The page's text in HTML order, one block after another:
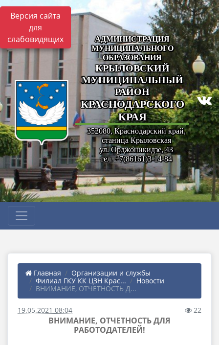
Версия сайта
для
слабовидящих
АДМИНИСТРАЦИЯ
МУНИЦИПАЛЬНОГО
ОБРАЗОВАНИЯ
КРЫЛОВСКИЙ
МУНИЦИПАЛЬНЫЙ
РАЙОН
КРАСНОДАРСКОГО
КРАЯ
352080, Краснодарский край,
станица Крыловская
ул. Орджоникидзе, 43
тел. +7(86161)3-14-84
Главная
Организации и службы
Филиал ГКУ КК ЦЗН Крас...
Новости
ВНИМАНИЕ, ОТЧЕТНОСТЬ Д...
19.05.2021 08:04 22
ВНИМАНИЕ, ОТЧЕТНОСТЬ ДЛЯ
РАБОТОДАТЕЛЕЙ!